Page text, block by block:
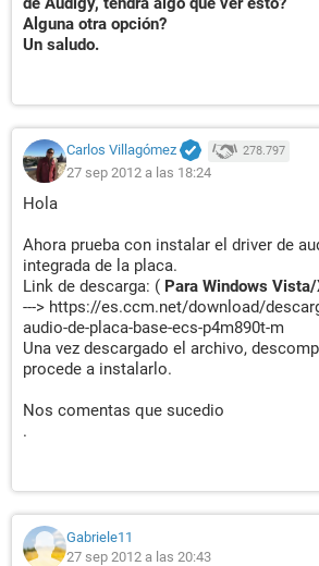
Alguna otra opción?
Un saludo.
Carlos Villagómez 278.797
27 sep 2012 a las 18:24
Hola
Ahora prueba con instalar el driver de
integrada de la placa.
Link de descarga: ( Para Windows
---> https://es.ccm.net/download/
audio-de-placa-base-ecs-p4m890t-m
Una vez descargado el archivo,
procede a instalarlo.
Nos comentas que sucedio
.
Gabriele11
27 sep 2012 a las 20:43